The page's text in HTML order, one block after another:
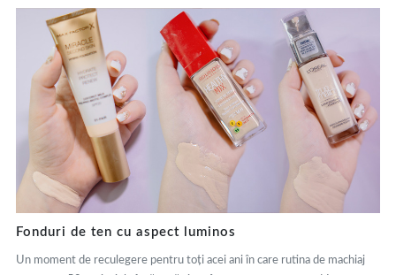
Fonduri de ten cu aspect luminos
Un moment de reculegere pentru toți acei ani în care rutina de machiaj